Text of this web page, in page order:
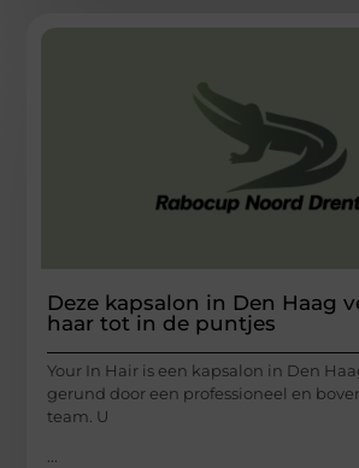
Deze kapsalon in Den Haag
haar tot in de puntjes
Your In Hair is een kapsalon in Den
gerund door een professioneel en
team. U